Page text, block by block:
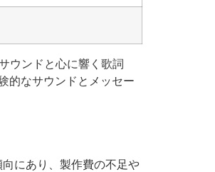
ウンドと心に響く歌詞
的なサウンドとメッセー
にあり、製作費の不足や